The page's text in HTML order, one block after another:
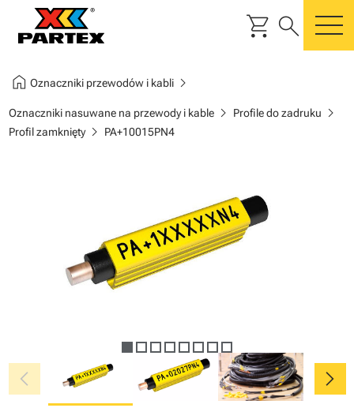
shopping_cart search
home Oznaczniki przewodów i kablichevron_right
Oznaczniki nasuwane na przewody i kablechevron_right Profile do zadruku chevron_right
Profil zamkniętychevron_right PA+10015PN4
chevron_left chevron_right